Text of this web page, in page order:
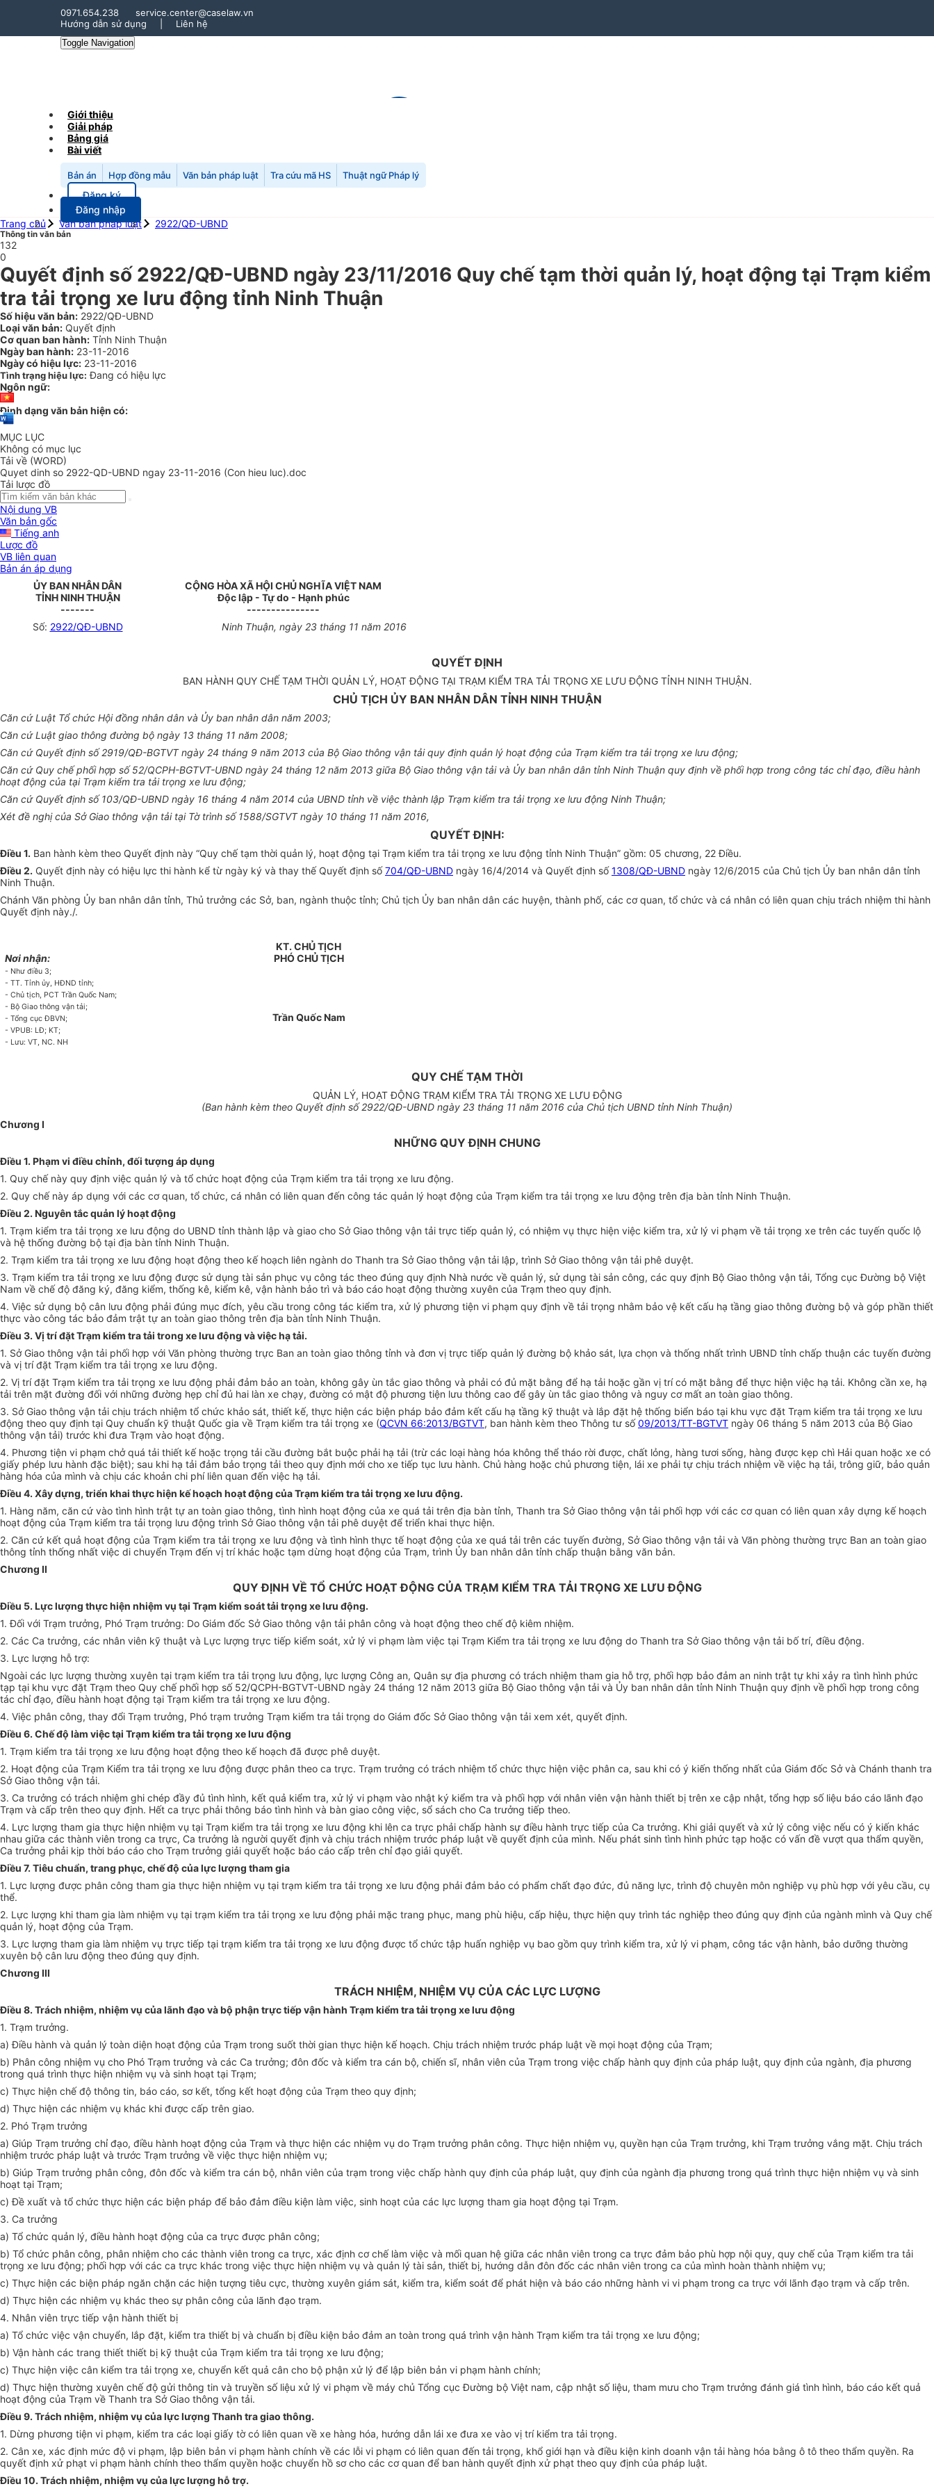
0971.654.238
service.center@caselaw.vn
Hướng dẫn sử dụng
Liên hệ
Toggle Navigation
Giới thiệu
Giải pháp
Bảng giá
Bài viết
Bản án Hợp đồng mẫu Văn bản pháp luật Tra cứu mã HS Thuật ngữ Pháp lý
Đăng ký
Đăng nhập
Trang chủ
Văn bản pháp luật 2922/QĐ-UBND
Thông tin văn bản
132
0
Quyết định số 2922/QĐ-UBND ngày 23/11/2016 Quy chế tạm thời quản lý, hoạt động tại Trạm kiểm
tra tải trọng xe lưu động tỉnh Ninh Thuận
Số hiệu văn bản: 2922/QĐ-UBND
Loại văn bản: Quyết định
Cơ quan ban hành: Tỉnh Ninh Thuận
Ngày ban hành: 23-11-2016
Ngày có hiệu lực: 23-11-2016
Tình trạng hiệu lực: Đang có hiệu lực
Ngôn ngữ:
Định dạng văn bản hiện có:
MỤC LỤC
Không có mục lục
Tải về (WORD)
Quyet dinh so 2922-QD-UBND ngay 23-11-2016 (Con hieu luc).doc
Tải lược đồ
Nội dung VB
Văn bản gốc
Tiếng anh
Lược đồ
VB liên quan
Bản án áp dụng
ỦY BAN NHÂN DÂN
TỈNH NINH THUẬN
-------
CỘNG HÒA XÃ HỘI CHỦ NGHĨA VIỆT NAM
Độc lập - Tự do - Hạnh phúc
---------------
Số: 2922/QĐ-UBND Ninh Thuận, ngày 23 tháng 11 năm 2016
QUYẾT ĐỊNH
BAN HÀNH QUY CHẾ TẠM THỜI QUẢN LÝ, HOẠT ĐỘNG TẠI TRẠM KIỂM TRA TẢI TRỌNG XE LƯU ĐỘNG TỈNH NINH THUẬN.
CHỦ TỊCH ỦY BAN NHÂN DÂN TỈNH NINH THUẬN
Căn cứ Luật Tổ chức Hội đồng nhân dân và Ủy ban nhân dân năm 2003;
Căn cứ Luật giao thông đường bộ ngày 13 tháng 11 năm 2008;
Căn cứ Quyết định số 2919/QĐ-BGTVT ngày 24 tháng 9 năm 2013 của Bộ Giao thông vận tải quy định quản lý hoạt động của Trạm kiểm tra tải trọng xe lưu động;
Căn cứ Quy chế phối hợp số 52/QCPH-BGTVT-UBND ngày 24 tháng 12 năm 2013 giữa Bộ Giao thông vận tải và Ủy ban nhân dân tỉnh Ninh Thuận quy định về phối hợp trong công tác chỉ đạo, điều hành
hoạt động của tại Trạm kiểm tra tải trọng xe lưu động;
Căn cứ Quyết định số 103/QĐ-UBND ngày 16 tháng 4 năm 2014 của UBND tỉnh về việc thành lập Trạm kiểm tra tải trọng xe lưu động Ninh Thuận;
Xét đề nghị của Sở Giao thông vận tải tại Tờ trình số 1588/SGTVT ngày 10 tháng 11 năm 2016,
QUYẾT ĐỊNH:
Điều 1. Ban hành kèm theo Quyết định này “Quy chế tạm thời quản lý, hoạt động tại Trạm kiểm tra tải trọng xe lưu động tỉnh Ninh Thuận” gồm: 05 chương, 22 Điều.
Điều 2. Quyết định này có hiệu lực thi hành kể từ ngày ký và thay thế Quyết định số704/QĐ-UBND ngày 16/4/2014 và Quyết định số1308/QĐ-UBND ngày 12/6/2015 của Chủ tịch Ủy ban nhân dân tỉnh
Ninh Thuận.
Chánh Văn phòng Ủy ban nhân dân tỉnh, Thủ trưởng các Sở, ban, ngành thuộc tỉnh; Chủ tịch Ủy ban nhân dân các huyện, thành phố, các cơ quan, tổ chức và cá nhân có liên quan chịu trách nhiệm thi hành
Quyết định này./.
Nơi nhận:
- Như điều 3;
- TT. Tỉnh ủy, HĐND tỉnh;
- Chủ tịch, PCT Trần Quốc Nam;
- Bộ Giao thông vận tải;
- Tổng cục ĐBVN;
- VPUB: LĐ; KT;
- Lưu: VT, NC. NH
KT. CHỦ TỊCH
PHÓ CHỦ TỊCH
Trần Quốc Nam
QUY CHẾ TẠM THỜI
QUẢN LÝ, HOẠT ĐỘNG TRẠM KIỂM TRA TẢI TRỌNG XE LƯU ĐỘNG
(Ban hành kèm theo Quyết định số 2922/QĐ-UBND ngày 23 tháng 11 năm 2016 của Chủ tịch UBND tỉnh Ninh Thuận)
Chương I
NHỮNG QUY ĐỊNH CHUNG
Điều 1. Phạm vi điều chỉnh, đối tượng áp dụng
1. Quy chế này quy định việc quản lý và tổ chức hoạt động của Trạm kiểm tra tải trọng xe lưu động.
2. Quy chế này áp dụng với các cơ quan, tổ chức, cá nhân có liên quan đến công tác quản lý hoạt động của Trạm kiểm tra tải trọng xe lưu động trên địa bàn tỉnh Ninh Thuận.
Điều 2. Nguyên tắc quản lý hoạt động
1. Trạm kiểm tra tải trọng xe lưu động do UBND tỉnh thành lập và giao cho Sở Giao thông vận tải trực tiếp quản lý, có nhiệm vụ thực hiện việc kiểm tra, xử lý vi phạm về tải trọng xe trên các tuyến quốc lộ
và hệ thống đường bộ tại địa bàn tỉnh Ninh Thuận.
2. Trạm kiểm tra tải trọng xe lưu động hoạt động theo kế hoạch liên ngành do Thanh tra Sở Giao thông vận tải lập, trình Sở Giao thông vận tải phê duyệt.
3. Trạm kiểm tra tải trọng xe lưu động được sử dụng tài sản phục vụ công tác theo đúng quy định Nhà nước về quản lý, sử dụng tài sản công, các quy định Bộ Giao thông vận tải, Tổng cục Đường bộ Việt
Nam về chế độ đăng ký, đăng kiểm, thống kê, kiểm kê, vận hành bảo trì và báo cáo hoạt động thường xuyên của Trạm theo quy định.
4. Việc sử dụng bộ cân lưu động phải đúng mục đích, yêu cầu trong công tác kiểm tra, xử lý phương tiện vi phạm quy định về tải trọng nhằm bảo vệ kết cấu hạ tầng giao thông đường bộ và góp phần thiết
thực vào công tác bảo đảm trật tự an toàn giao thông trên địa bàn tỉnh Ninh Thuận.
Điều 3. Vị trí đặt Trạm kiểm tra tải trong xe lưu động và việc hạ tải.
1. Sở Giao thông vận tải phối hợp với Văn phòng thường trực Ban an toàn giao thông tỉnh và đơn vị trực tiếp quản lý đường bộ khảo sát, lựa chọn và thống nhất trình UBND tỉnh chấp thuận các tuyến đường
và vị trí đặt Trạm kiểm tra tải trọng xe lưu động.
2. Vị trí đặt Trạm kiểm tra tải trọng xe lưu động phải đảm bảo an toàn, không gây ùn tắc giao thông và phải có đủ mặt bằng để hạ tải hoặc gần vị trí có mặt bằng để thực hiện việc hạ tải. Không cần xe, hạ
tải trên mặt đường đối với những đường hẹp chỉ đủ hai làn xe chạy, đường có mật độ phương tiện lưu thông cao để gây ùn tắc giao thông và nguy cơ mất an toàn giao thông.
3. Sở Giao thông vận tải chịu trách nhiệm tổ chức khảo sát, thiết kế, thực hiện các biện pháp bảo đảm kết cấu hạ tầng kỹ thuật và lắp đặt hệ thống biển báo tại khu vực đặt Trạm kiểm tra tải trọng xe lưu
động theo quy định tại Quy chuẩn kỹ thuật Quốc gia về Trạm kiểm tra tải trọng xe (QCVN 66:2013/BGTVT, ban hành kèm theo Thông tư số09/2013/TT-BGTVT ngày 06 tháng 5 năm 2013 của Bộ Giao
thông vận tải) trước khi đưa Trạm vào hoạt động.
4. Phương tiện vi phạm chở quá tải thiết kế hoặc trọng tải cầu đường bắt buộc phải hạ tải (trừ các loại hàng hóa không thể tháo rời được, chất lỏng, hàng tươi sống, hàng được kẹp chì Hải quan hoặc xe có
giấy phép lưu hành đặc biệt); sau khi hạ tải đảm bảo trọng tải theo quy định mới cho xe tiếp tục lưu hành. Chủ hàng hoặc chủ phương tiện, lái xe phải tự chịu trách nhiệm về việc hạ tải, trông giữ, bảo quản
hàng hóa của mình và chịu các khoản chi phí liên quan đến việc hạ tải.
Điều 4. Xây dựng, triển khai thực hiện kế hoạch hoạt động của Trạm kiểm tra tải trọng xe lưu động.
1. Hàng năm, căn cứ vào tình hình trật tự an toàn giao thông, tình hình hoạt động của xe quá tải trên địa bàn tỉnh, Thanh tra Sở Giao thông vận tải phối hợp với các cơ quan có liên quan xây dựng kế hoạch
hoạt động của Trạm kiểm tra tải trọng lưu động trình Sở Giao thông vận tải phê duyệt để triển khai thực hiện.
2. Căn cứ kết quả hoạt động của Trạm kiểm tra tải trọng xe lưu động và tình hình thực tế hoạt động của xe quá tải trên các tuyến đường, Sở Giao thông vận tải và Văn phòng thường trực Ban an toàn giao
thông tỉnh thống nhất việc di chuyển Trạm đến vị trí khác hoặc tạm dừng hoạt động của Trạm, trình Ủy ban nhân dân tỉnh chấp thuận bằng văn bản.
Chương II
QUY ĐỊNH VỀ TỔ CHỨC HOẠT ĐỘNG CỦA TRẠM KIỂM TRA TẢI TRỌNG XE LƯU ĐỘNG
Điều 5. Lực lượng thực hiện nhiệm vụ tại Trạm kiểm soát tải trọng xe lưu động.
1. Đối với Trạm trưởng, Phó Trạm trưởng: Do Giám đốc Sở Giao thông vận tải phân công và hoạt động theo chế độ kiêm nhiệm.
2. Các Ca trưởng, các nhân viên kỹ thuật và Lực lượng trực tiếp kiểm soát, xử lý vi phạm làm việc tại Trạm Kiểm tra tải trọng xe lưu động do Thanh tra Sở Giao thông vận tải bố trí, điều động.
3. Lực lượng hỗ trợ:
Ngoài các lực lượng thường xuyên tại trạm kiểm tra tải trọng lưu động, lực lượng Công an, Quân sự địa phương có trách nhiệm tham gia hỗ trợ, phối hợp bảo đảm an ninh trật tự khi xảy ra tình hình phức
tạp tại khu vực đặt Trạm theo Quy chế phối hợp số 52/QCPH-BGTVT-UBND ngày 24 tháng 12 năm 2013 giữa Bộ Giao thông vận tải và Ủy ban nhân dân tỉnh Ninh Thuận quy định về phối hợp trong công
tác chỉ đạo, điều hành hoạt động tại Trạm kiểm tra tải trọng xe lưu động.
4. Việc phân công, thay đổi Trạm trưởng, Phó trạm trưởng Trạm kiểm tra tải trọng do Giám đốc Sở Giao thông vận tải xem xét, quyết định.
Điều 6. Chế độ làm việc tại Trạm kiểm tra tải trọng xe lưu động
1. Trạm kiểm tra tải trọng xe lưu động hoạt động theo kế hoạch đã được phê duyệt.
2. Hoạt động của Trạm Kiểm tra tải trọng xe lưu động được phân theo ca trực. Trạm trưởng có trách nhiệm tổ chức thực hiện việc phân ca, sau khi có ý kiến thống nhất của Giám đốc Sở và Chánh thanh tra
Sở Giao thông vận tải.
3. Ca trưởng có trách nhiệm ghi chép đầy đủ tình hình, kết quả kiểm tra, xử lý vi phạm vào nhật ký kiểm tra và phối hợp với nhân viên vận hành thiết bị trên xe cập nhật, tổng hợp số liệu báo cáo lãnh đạo
Trạm và cấp trên theo quy định. Hết ca trực phải thông báo tình hình và bàn giao công việc, sổ sách cho Ca trưởng tiếp theo.
4. Lực lượng tham gia thực hiện nhiệm vụ tại Trạm kiểm tra tải trọng xe lưu động khi lên ca trực phải chấp hành sự điều hành trực tiếp của Ca trưởng. Khi giải quyết và xử lý công việc nếu có ý kiến khác
nhau giữa các thành viên trong ca trực, Ca trưởng là người quyết định và chịu trách nhiệm trước pháp luật về quyết định của mình. Nếu phát sinh tình hình phức tạp hoặc có vấn đề vượt qua thẩm quyền,
Ca trưởng phải kịp thời báo cáo cho Trạm trưởng giải quyết hoặc báo cáo cấp trên chỉ đạo giải quyết.
Điều 7. Tiêu chuẩn, trang phục, chế độ của lực lượng tham gia
1. Lực lượng được phân công tham gia thực hiện nhiệm vụ tại trạm kiểm tra tải trọng xe lưu động phải đảm bảo có phẩm chất đạo đức, đủ năng lực, trình độ chuyên môn nghiệp vụ phù hợp với yêu cầu, cụ
thể.
2. Lực lượng khi tham gia làm nhiệm vụ tại trạm kiểm tra tải trọng xe lưu động phải mặc trang phục, mang phù hiệu, cấp hiệu, thực hiện quy trình tác nghiệp theo đúng quy định của ngành mình và Quy chế
quản lý, hoạt động của Trạm.
3. Lực lượng tham gia làm nhiệm vụ trực tiếp tại trạm kiểm tra tải trọng xe lưu động được tổ chức tập huấn nghiệp vụ bao gồm quy trình kiểm tra, xử lý vi phạm, công tác vận hành, bảo dưỡng thường
xuyên bộ cân lưu động theo đúng quy định.
Chương III
TRÁCH NHIỆM, NHIỆM VỤ CỦA CÁC LỰC LƯỢNG
Điều 8. Trách nhiệm, nhiệm vụ của lãnh đạo và bộ phận trực tiếp vận hành Trạm kiểm tra tải trọng xe lưu động
1. Trạm trưởng.
a) Điều hành và quản lý toàn diện hoạt động của Trạm trong suốt thời gian thực hiện kế hoạch. Chịu trách nhiệm trước pháp luật về mọi hoạt động của Trạm;
b) Phân công nhiệm vụ cho Phó Trạm trưởng và các Ca trưởng; đôn đốc và kiểm tra cán bộ, chiến sĩ, nhân viên của Trạm trong việc chấp hành quy định của pháp luật, quy định của ngành, địa phương
trong quá trình thực hiện nhiệm vụ và sinh hoạt tại Trạm;
c) Thực hiện chế độ thông tin, báo cáo, sơ kết, tổng kết hoạt động của Trạm theo quy định;
d) Thực hiện các nhiệm vụ khác khi được cấp trên giao.
2. Phó Trạm trưởng
a) Giúp Trạm trưởng chỉ đạo, điều hành hoạt động của Trạm và thực hiện các nhiệm vụ do Trạm trưởng phân công. Thực hiện nhiệm vụ, quyền hạn của Trạm trưởng, khi Trạm trưởng vắng mặt. Chịu trách
nhiệm trước pháp luật và trước Trạm trưởng về việc thực hiện nhiệm vụ;
b) Giúp Trạm trưởng phân công, đôn đốc và kiểm tra cán bộ, nhân viên của trạm trong việc chấp hành quy định của pháp luật, quy định của ngành địa phương trong quá trình thực hiện nhiệm vụ và sinh
hoạt tại Trạm;
c) Đề xuất và tổ chức thực hiện các biện pháp để bảo đảm điều kiện làm việc, sinh hoạt của các lực lượng tham gia hoạt động tại Trạm.
3. Ca trưởng
a) Tổ chức quản lý, điều hành hoạt động của ca trực được phân công;
b) Tổ chức phân công, phân nhiệm cho các thành viên trong ca trực, xác định cơ chế làm việc và mối quan hệ giữa các nhân viên trong ca trực đảm bảo phù hợp nội quy, quy chế của Trạm kiểm tra tải
trọng xe lưu động; phối hợp với các ca trực khác trong việc thực hiện nhiệm vụ và quản lý tài sản, thiết bị, hướng dẫn đôn đốc các nhân viên trong ca của mình hoàn thành nhiệm vụ;
c) Thực hiện các biện pháp ngăn chặn các hiện tượng tiêu cực, thường xuyên giám sát, kiểm tra, kiểm soát để phát hiện và báo cáo những hành vi vi phạm trong ca trực với lãnh đạo trạm và cấp trên.
d) Thực hiện các nhiệm vụ khác theo sự phân công của lãnh đạo trạm.
4. Nhân viên trực tiếp vận hành thiết bị
a) Tổ chức việc vận chuyển, lắp đặt, kiểm tra thiết bị và chuẩn bị điều kiện bảo đảm an toàn trong quá trình vận hành Trạm kiểm tra tải trọng xe lưu động;
b) Vận hành các trang thiết thiết bị kỹ thuật của Trạm kiểm tra tải trọng xe lưu động;
c) Thực hiện việc cân kiểm tra tải trọng xe, chuyển kết quả cân cho bộ phận xử lý để lập biên bản vi phạm hành chính;
d) Thực hiện thường xuyên chế độ gửi thông tin và truyền số liệu xử lý vi phạm về máy chủ Tổng cục Đường bộ Việt nam, cập nhật số liệu, tham mưu cho Trạm trưởng đánh giá tình hình, báo cáo kết quả
hoạt động của Trạm về Thanh tra Sở Giao thông vận tải.
Điều 9. Trách nhiệm, nhiệm vụ của lực lượng Thanh tra giao thông.
1. Dừng phương tiện vi phạm, kiểm tra các loại giấy tờ có liên quan về xe hàng hóa, hướng dẫn lái xe đưa xe vào vị trí kiểm tra tải trọng.
2. Cân xe, xác định mức độ vi phạm, lập biên bản vi phạm hành chính về các lỗi vi phạm có liên quan đến tải trọng, khổ giới hạn và điều kiện kinh doanh vận tải hàng hóa bằng ô tô theo thẩm quyền. Ra
quyết định xử phạt vi phạm hành chính theo thẩm quyền hoặc chuyển hồ sơ cho các cơ quan để ban hành quyết định xử phạt theo quy định của pháp luật.
Điều 10. Trách nhiệm, nhiệm vụ của lực lượng hỗ trợ.